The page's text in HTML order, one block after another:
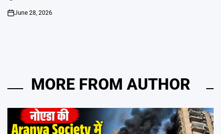
on
June 28, 2026
MORE FROM AUTHOR